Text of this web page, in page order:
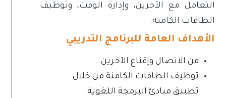
التعامل مع الآخرين، وإدارة الوقت، وتوظيف
الطاقات الكامنة.
الأهداف العامة للبرنامج التدريبي
فن الاتصال وإقناع الآخرين .
توظيف الطاقات الكامنة من خلال
تطبيق مبادئ البرمجة اللغوية